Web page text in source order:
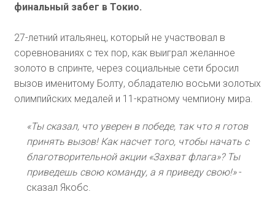
финальный забег в Токио.
27-летний итальянец, который не участвовал в
соревнованиях с тех пор, как выиграл желанное
золото в спринте, через социальные сети бросил
вызов именитому Болту, обладателю восьми золотых
олимпийских медалей и 11-кратному чемпиону мира.
«Ты сказал, что уверен в победе, так что я готов
принять вызов! Как насчет того, чтобы начать с
благотворительной акции «Захват флага»? Ты
приведешь свою команду, а я приведу свою!»-
сказал Якобс.